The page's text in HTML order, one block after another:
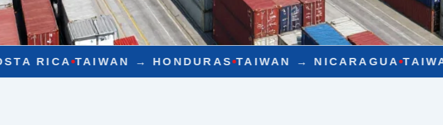
→HONDURAS TAIWAN →NICARAGUA TAIWAN →GUATEMALA